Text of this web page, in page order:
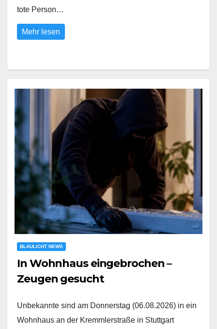
tote Person…
Mehr lesen
BLAULICHT NEWS
In Wohnhaus eingebrochen –
Zeugen gesucht
Unbekannte sind am Donnerstag (06.08.2026) in ein
Wohnhaus an der Kremmlerstraße in Stuttgart